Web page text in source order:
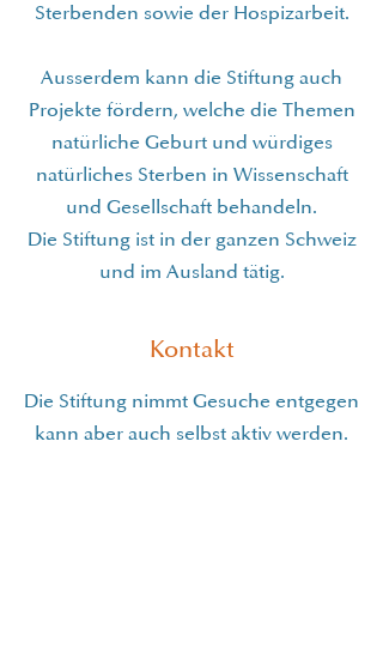
Sterbenden sowie der Hospizarbeit.
Ausserdem kann die Stiftung auch
Projekte fördern, welche die Themen
natürliche Geburt und würdiges
natürliches Sterben in Wissenschaft
und Gesellschaft behandeln.
Die Stiftung ist in der ganzen Schweiz
und im Ausland tätig.
Kontakt
Die Stiftung nimmt Gesuche entgegen
kann aber auch selbst aktiv werden.